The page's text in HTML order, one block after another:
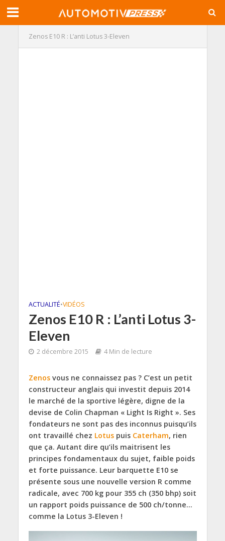
Zenos E10 R : L’anti Lotus 3-Eleven
ACTUALITÉ•VIDÉOS
Zenos E10 R : L’anti Lotus 3-
Eleven
2 décembre 2015 4 Min de lecture
Zenosvous ne connaissez pas ? C’est un petit
constructeur anglais qui investit depuis 2014
le marché de la sportive légère, digne de la
devise de Colin Chapman « Light Is Right ». Ses
fondateurs ne sont pas des inconnus puisqu’ils
ont travaillé chez Lotuspuis Caterham, rien
que ça. Autant dire qu’ils maitrisent les
principes fondamentaux du sujet, faible poids
et forte puissance. Leur barquette E10 se
présente sous une nouvelle version R comme
radicale, avec 700 kg pour 355 ch (350 bhp) soit
un rapport poids puissance de 500 ch/tonne…
comme la Lotus 3-Eleven !